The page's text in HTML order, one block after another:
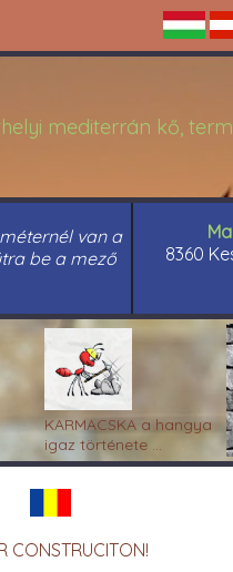
mediterrán kő,
van a
be a mező
8360
KARMACSKA a hangya
igaz története ...
CONSTRUCITON!